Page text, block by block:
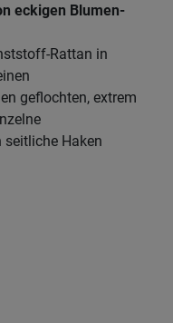
eckigen Blumen-
Rattan in
geflochten, extrem
seitliche Haken